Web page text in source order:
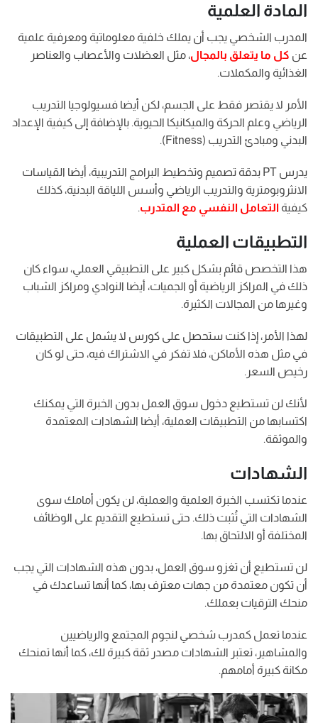
المادة العلمية
المدرب الشخصي يجب أن يملك خلفية معلوماتية ومعرفية علمية
عن كل ما يتعلق بالمجال، مثل العضلات والأعصاب والعناصر
الغذائية والمكملات.
الأمر لا يقتصر فقط على الجسم، لكن أيضا فسيولوجيا التدريب
الرياضي وعلم الحركة والميكانيكا الحيوية. بالإضافة إلى كيفية الإعداد
البدني ومبادئ التدريب (Fitness).
يدرس PT بدقة تصميم وتخطيط البرامج التدريبية، أيضا القياسات
الانثروبومترية والتدريب الرياضي وأسس اللياقة البدنية، كذلك
كيفية التعامل النفسي مع المتدرب.
التطبيقات العملية
هذا التخصص قائم بشكل كبير على التطبيقي العملي، سواء كان
ذلك في المراكز الرياضية أو الجميات، أيضا النوادي ومراكز الشباب
وغيرها من المجالات الكثيرة.
لهذا الأمر، إذا كنت ستحصل على كورس لا يشمل على التطبيقات
في مثل هذه الأماكن، فلا تفكر في الاشتراك فيه، حتى لو كان
رخيص السعر.
لأنك لن تستطيع دخول سوق العمل بدون الخبرة التي يمكنك
اكتسابها من التطبيقات العملية، أيضا الشهادات المعتمدة
والموثقة.
الشهادات
عندما تكتسب الخبرة العلمية والعملية، لن يكون أمامك سوى
الشهادات التي تُثبت ذلك. حتى تستطيع التقديم على الوظائف
المختلفة أو الالتحاق بها.
لن تستطيع أن تغزو سوق العمل، بدون هذه الشهادات التي يجب
أن تكون معتمدة من جهات معترف بها، كما أنها تساعدك في
منحك الترقيات بعملك.
عندما تعمل كمدرب شخصي لنجوم المجتمع والرياضيين
والمشاهير، تعتبر الشهادات مصدر ثقة كبيرة لك، كما أنها تمنحك
مكانة كبيرة أمامهم.